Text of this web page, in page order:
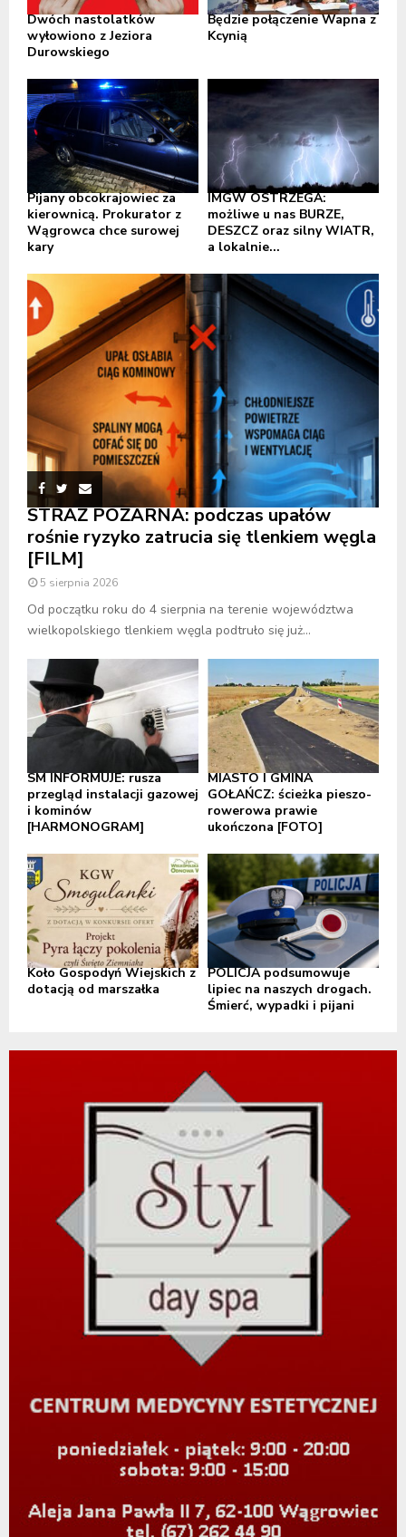
Dwóch nastolatków
wyłowiono z Jeziora
Durowskiego
Będzie połączenie Wapna z
Kcynią
Pijany obcokrajowiec za
kierownicą. Prokurator z
Wągrowca chce surowej
kary
IMGW OSTRZEGA:
możliwe u nas BURZE,
DESZCZ oraz silny WIATR,
a lokalnie...
STRAŻ POŻARNA: podczas upałów
rośnie ryzyko zatrucia się tlenkiem węgla
[FILM]
5 sierpnia 2026
Od początku roku do 4 sierpnia na terenie województwa
wielkopolskiego tlenkiem węgla podtruło się już...
SM INFORMUJE: rusza
przegląd instalacji gazowej
i kominów
[HARMONOGRAM]
MIASTO I GMINA
GOŁAŃCZ: ścieżka pieszo-
rowerowa prawie
ukończona [FOTO]
Koło Gospodyń Wiejskich z
dotacją od marszałka
POLICJA podsumowuje
lipiec na naszych drogach.
Śmierć, wypadki i pijani